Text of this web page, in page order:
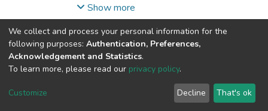
Metodológico;
Marieth - Evaluador
de noche de la clínica Los Nogales. Ante las
quejas de los usuarios por falta de trato
humano, se diseñó una intervención
educativa dirigida al personal de enfermería
de diversas áreas.
El objetivo principal era fomentar una cultura
Show more
DSpace software copyright © 2002-2026
Cookie
End User
Agreement
Send
Feedback
We collect and process your personal information for the
following purposes: Authentication, Preferences,
Acknowledgement and Statistics.
To learn more, please read our privacy policy.
Customize Decline That's ok